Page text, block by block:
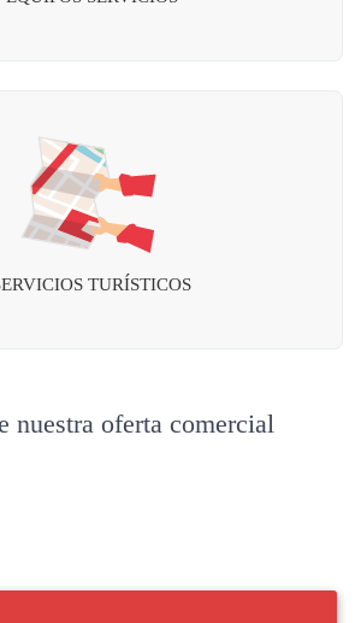
TURÍSTICOS
nuestra oferta comercial